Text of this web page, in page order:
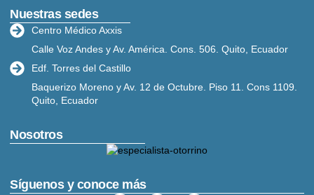
Nuestras sedes
Centro Médico Axxis
Calle Voz Andes y Av. América. Cons. 506. Quito, Ecuador
Edf. Torres del Castillo
Baquerizo Moreno y Av. 12 de Octubre. Piso 11. Cons 1109.
Quito, Ecuador
Nosotros
Síguenos y conoce más